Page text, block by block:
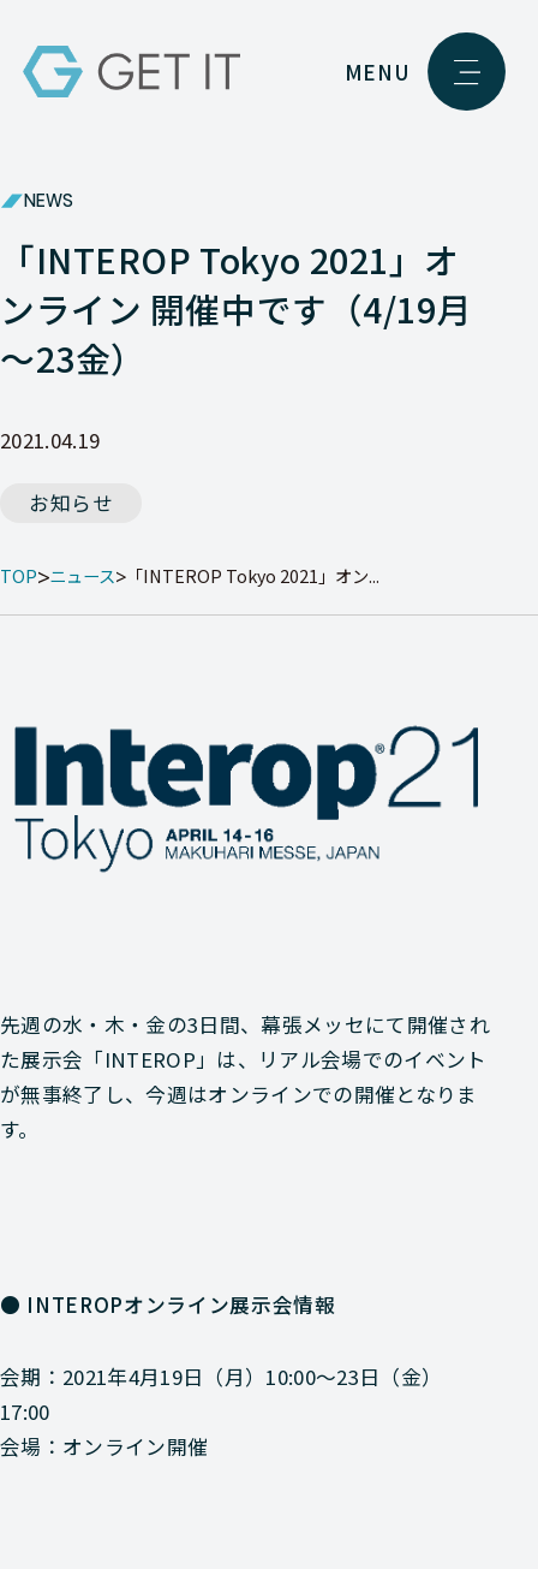
MENU
NEWS
「INTEROP Tokyo 2021」オ
ンライン 開催中です（4/19月
～23金）
2021.04.19
お知らせ
TOP ニュース 「INTEROP Tokyo 2021」オン...
先週の水・木・金の3日間、幕張メッセにて開催され
た展示会「INTEROP」は、リアル会場でのイベント
が無事終了し、今週はオンラインでの開催となりま
す。
● INTEROPオンライン展示会情報
会期：2021年4月19日（月）10:00～23日（金）
17:00
会場：オンライン開催